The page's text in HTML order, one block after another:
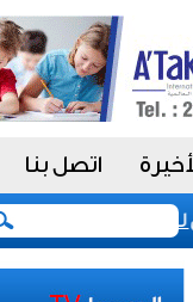
اتصل بنا
للموظفين: موظفو